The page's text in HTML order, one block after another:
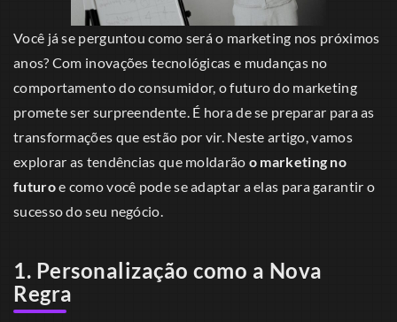
Você já se perguntou como será o marketing nos próximos
anos? Com inovações tecnológicas e mudanças no
comportamento do consumidor, o futuro do marketing
promete ser surpreendente. É hora de se preparar para as
transformações que estão por vir. Neste artigo, vamos
explorar as tendências que moldarão o marketing no
futuroe como você pode se adaptar a elas para garantir o
sucesso do seu negócio.
1. Personalização como a Nova
Regra